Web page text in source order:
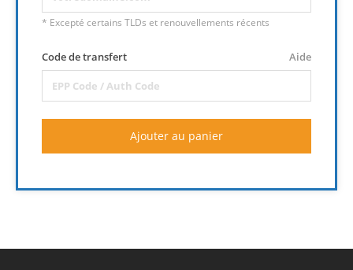
* Excepté certains TLDs et renouvellements récents
Code de transfert Aide
Ajouter au panier